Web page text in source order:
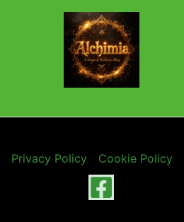
Privacy Policy Cookie Policy